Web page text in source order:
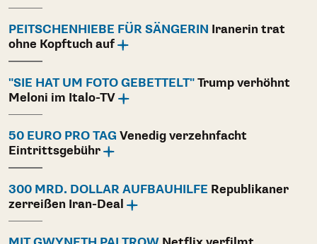
PEITSCHENHIEBE FÜR SÄNGERIN Iranerin trat
ohne Kopftuch auf
"SIE HAT UM FOTO GEBETTELT" Trump verhöhnt
Meloni im Italo-TV
50 EURO PRO TAG Venedig verzehnfacht
Eintrittsgebühr
300 MRD. DOLLAR AUFBAUHILFE Republikaner
zerreißen Iran-Deal